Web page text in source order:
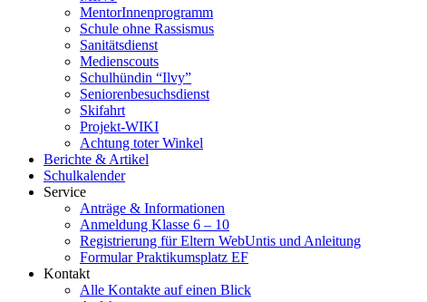
MentorInnenprogramm
Schule ohne Rassismus
Sanitätsdienst
Medienscouts
Schulhündin “Ilvy”
Seniorenbesuchsdienst
Skifahrt
Projekt-WIKI
Achtung toter Winkel
Berichte & Artikel
Schulkalender
Service
Anträge & Informationen
Anmeldung Klasse 6 – 10
Registrierung für Eltern WebUntis und Anleitung
Formular Praktikumsplatz EF
Kontakt
Alle Kontakte auf einen Blick